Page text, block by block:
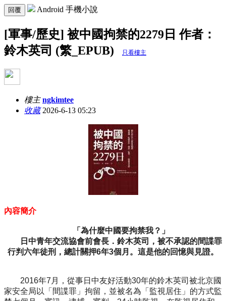
回覆 Android 手機小說
[軍事/歷史] 被中國拘禁的2279日 作者：
鈴木英司 (繁_EPUB)
只看樓主
樓主 ngkimtee
收藏2026-6-13 05:23
內容簡介
「為什麼中國要拘禁我？」
日中青年交流協會前會長．鈴木英司，被不承認的間諜罪
行判六年徒刑，總計關押6年3個月。這是他的回憶與見證。
2016年7月，從事日中友好活動30年的鈴木英司被北京國
家安全局以「間諜罪」拘留，並被名為「監視居住」的方式監